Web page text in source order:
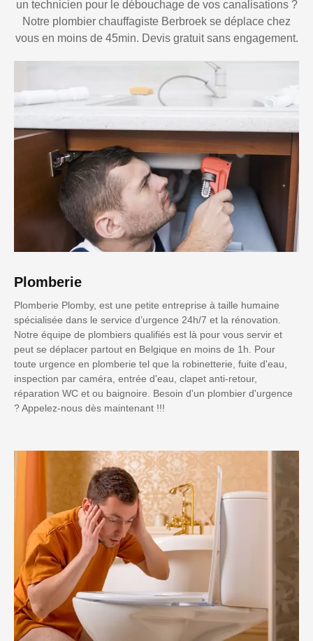
un technicien pour le débouchage de vos canalisations ?
Notre plombier chauffagiste Berbroek se déplace chez
vous en moins de 45min. Devis gratuit sans engagement.
Plomberie
Plomberie Plomby, est une petite entreprise à taille humaine
spécialisée dans le service d’urgence 24h/7 et la rénovation.
Notre équipe de plombiers qualifiés est là pour vous servir et
peut se déplacer partout en Belgique en moins de 1h. Pour
toute urgence en plomberie tel que la robinetterie, fuite d'eau,
inspection par caméra, entrée d'eau, clapet anti-retour,
réparation WC et ou baignoire. Besoin d'un plombier d'urgence
? Appelez-nous dès maintenant !!!